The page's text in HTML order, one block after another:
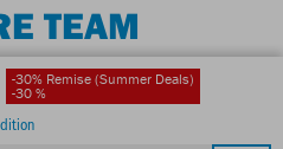
-30% Remise (Summer Deals)
-30 %
TEAM